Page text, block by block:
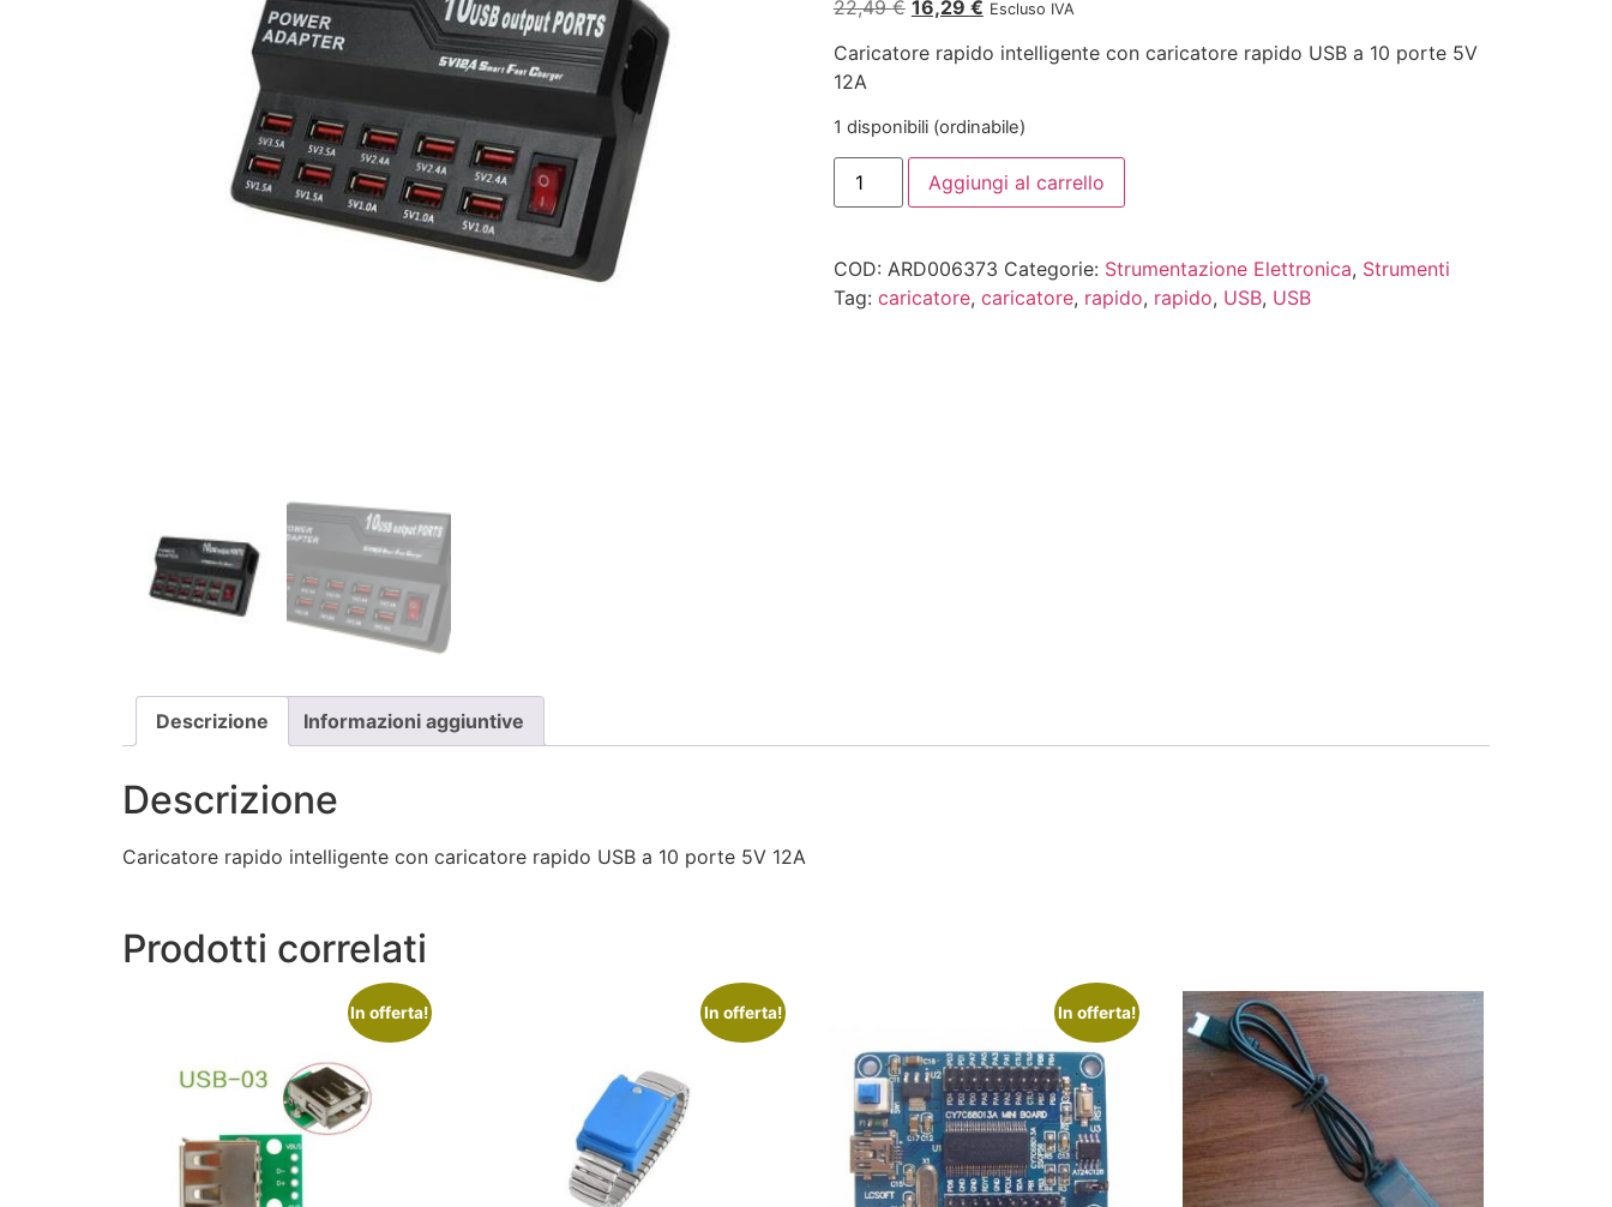
22,49€ 16,29 € Escluso IVA
Caricatore rapido intelligente con caricatore rapido USB a 10 porte 5V
12A
1 disponibili (ordinabile)
Aggiungi al carrello
COD: ARD006373 Categorie: Strumentazione Elettronica, Strumenti
Tag: caricatore, caricatore, rapido, rapido, USB, USB
Descrizione Informazioni aggiuntive
Descrizione
Caricatore rapido intelligente con caricatore rapido USB a 10 porte 5V 12A
Prodotti correlati
In offerta! In offerta! In offerta!